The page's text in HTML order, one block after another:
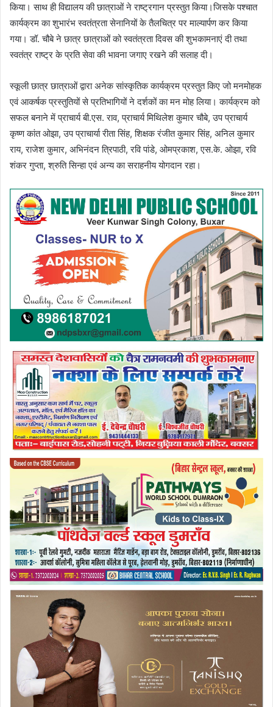
किया। साथ ही विद्यालय की छात्राओं ने राष्ट्रगान प्रस्तुत किया।जिसके पश्चात
कार्यक्रम का शुभारंभ स्वतंत्रता सेनानियों के तैलचित्र पर माल्यार्पण कर किया
गया। डॉ. चौबे ने छात्र छात्राओं को स्वतंत्रता दिवस की शुभकामनाएं दी तथा
स्वतंत्र राष्ट्र के प्रति सेवा की भावना जगाए रखने की सलाह दी।
स्कूली छात्र छात्राओं द्वारा अनेक सांस्कृतिक कार्यक्रम प्रस्तुत किए जो मनमोहक
एवं आकर्षक प्रस्तुतियों से प्रतिभागियों ने दर्शकों का मन मोह लिया। कार्यक्रम को
सफल बनाने में प्राचार्य बी.एस. राव, प्राचार्य मिथिलेश कुमार चौबे, उप प्राचार्य
कृष्ण कांत ओझा, उप प्राचार्या रीता सिंह, शिक्षक रंजीत कुमार सिंह, अनिल कुमार
राय, राजेश कुमार, अभिनंदन त्रिपाठी, रवि पांडे, ओमप्रकाश, एस.के. ओझा, रवि
शंकर गुप्ता, श्रुति सिन्हा एवं अन्य का सराहनीय योगदान रहा।